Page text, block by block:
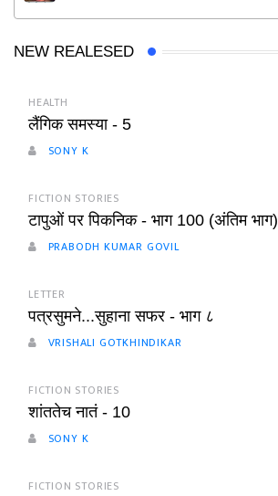
NEW REALESED
HEALTH
लैंगिक समस्या - 5
SONY K
FICTION STORIES
टापुओं पर पिकनिक - भाग 100 (अंतिम भाग)
PRABODH KUMAR GOVIL
LETTER
पत्रसुमने...सुहाना सफर - भाग ८
VRISHALI GOTKHINDIKAR
FICTION STORIES
शांततेच नातं - 10
SONY K
FICTION STORIES